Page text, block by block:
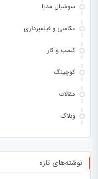
سوشیال مدیا
عکاسی و فیلمبرداری
کسب و کار
کوچینگ
مقالات
وبلاگ
نوشته‌های تازه